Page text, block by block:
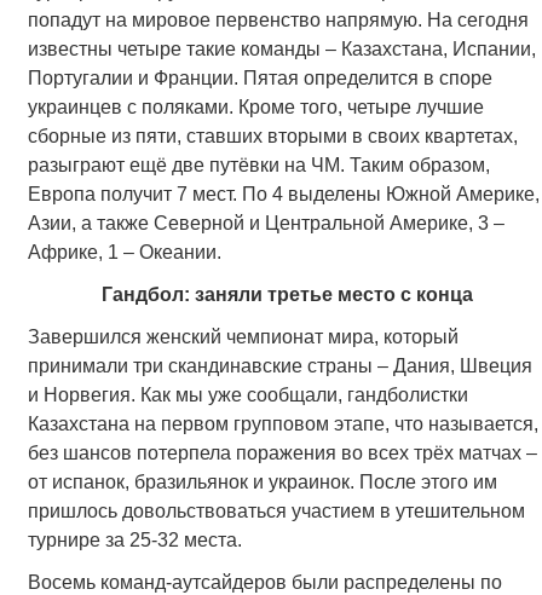
попадут на мировое первенство напрямую. На сегодня
известны четыре такие команды – Казахстана, Испании,
Португалии и Франции. Пятая определится в споре
украинцев с поляками. Кроме того, четыре лучшие
сборные из пяти, ставших вторыми в своих квартетах,
разыграют ещё две путёвки на ЧМ. Таким образом,
Европа получит 7 мест. По 4 выделены Южной Америке,
Азии, а также Северной и Центральной Америке, 3 –
Африке, 1 – Океании.
Гандбол: заняли третье место с конца
Завершился женский чемпионат мира, который
принимали три скандинавские страны – Дания, Швеция
и Норвегия. Как мы уже сообщали, гандболистки
Казахстана на первом групповом этапе, что называется,
без шансов потерпела поражения во всех трёх матчах –
от испанок, бразильянок и украинок. После этого им
пришлось довольствоваться участием в утешительном
турнире за 25-32 места.
Восемь команд-аутсайдеров были распределены по